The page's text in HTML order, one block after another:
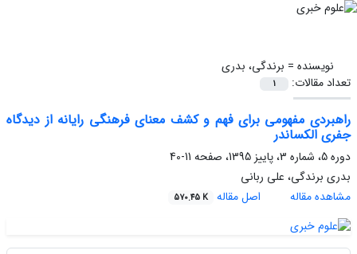
نویسنده = برندگی، بدری
تعداد مقالات:
1
راهبردی مفهومی برای فهم و کشف معنای فرهنگی رایانه از دیدگاه
جفری الکساندر
دوره 5، شماره 3، پاییز 1395، صفحه
11-40
بدری برندگی، علی ربانی
مشاهده مقاله
اصل مقاله 570.45 K